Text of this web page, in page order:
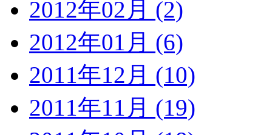
2012年02月 (2)
2012年01月 (6)
2011年12月 (10)
2011年11月 (19)